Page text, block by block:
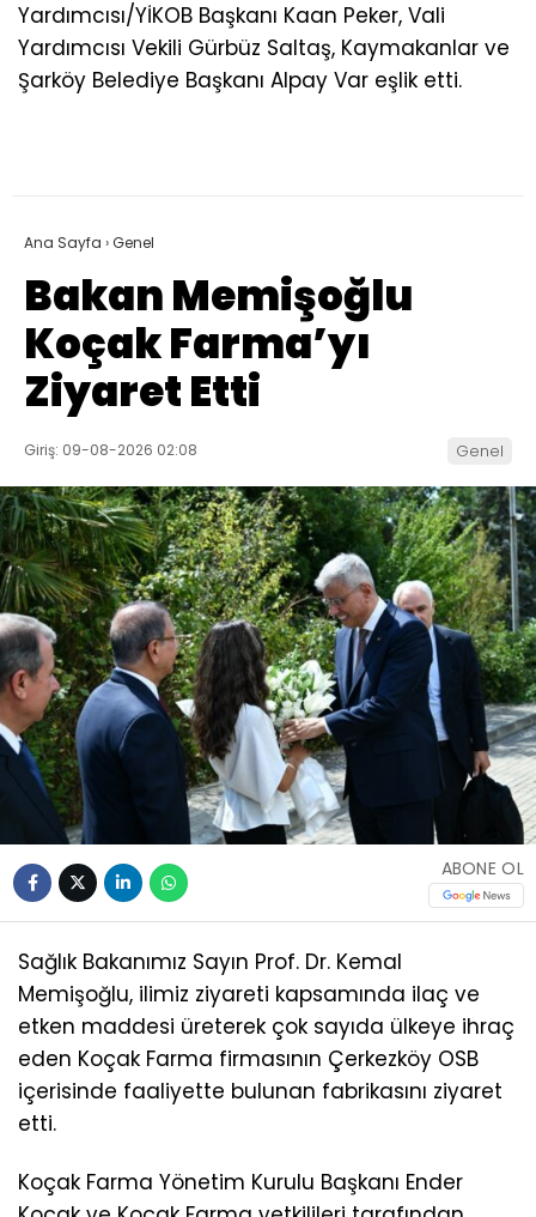
Yardımcısı/YİKOB Başkanı Kaan Peker, Vali
Yardımcısı Vekili Gürbüz Saltaş, Kaymakanlar ve
Şarköy Belediye Başkanı Alpay Var eşlik etti.
Ana Sayfa ›Genel
Bakan Memişoğlu
Koçak Farma’yı
Ziyaret Etti
Giriş: 09-08-2026 02:08 Genel
ABONE OL
Sağlık Bakanımız Sayın Prof. Dr. Kemal
Memişoğlu, ilimiz ziyareti kapsamında ilaç ve
etken maddesi üreterek çok sayıda ülkeye ihraç
eden Koçak Farma firmasının Çerkezköy OSB
içerisinde faaliyette bulunan fabrikasını ziyaret
etti.
Koçak Farma Yönetim Kurulu Başkanı Ender